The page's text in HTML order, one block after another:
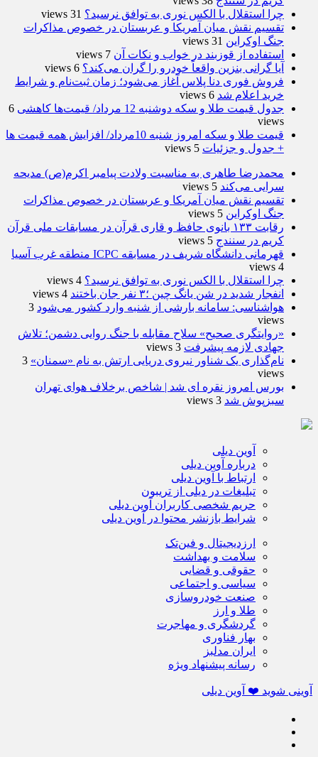
چرا استقلال با الکس نوری به توافق نرسید؟ 31 views
تقسیم نقش میان آمریکا و عربستان در خصوص مذاکرات
جنگ اوکراین 31 views
استفاده از قوزبند در خواب و نکات آن 7 views
آیا گرانی بنزین واقعاً خودرو را گران می‌کند؟ 6 views
فروش فوری دنا پلاس آغاز می‌شود؛ زمان ثبت‌نام و شرایط
خرید اعلام شد 6 views
جدول قیمت طلا و سکه دوشنبه 12 مرداد/ قیمت‌ها کاهشی
6
views
قیمت طلا و سکه امروز شنبه 10مرداد/ افزایش همه قیمت ها
+ جدول و جزئیات 5 views
محمدرضا طاهری به مناسبت ولادت پیامبر اکرم(ص) مدیحه
سرایی می‌کند 5 views
تقسیم نقش میان آمریکا و عربستان در خصوص مذاکرات
جنگ اوکراین 5 views
رقابت ۱۳۳ بانوی حافظ و قاری قرآن در مسابقات ملی قرآن
کریم در سنندج 5 views
قهرمانی دانشگاه شریف در مسابقه ICPC منطقه غرب آسیا
4 views
چرا استقلال با الکس نوری به توافق نرسید؟ 4 views
انفجار شدید در شن یانگ چین ؛۳ نفر جان باختند
4 views
هواشناسی: سامانه بارشی از شنبه وارد کشور می‌شود 3
views
«روایتگری صحیح» سلاح مقابله با جنگ روایی دشمن؛ تلاش
جهادی لازمه پیشرفت 3 views
نام‌گذاری یک شناور نیروی دریایی ارتش به نام «سمنان» 3
views
بورس امروز نقره ای شد | شاخص برخلاف هوای تهران
سبزپوش شد 3 views
آوین دیلی
درباره آوین دیلی
ارتباط با آوین دیلی
تبلیغات در دیلی از تریبون
حریم شخصی کاربران آوین دیلی
شرایط بازنشر محتوا در آوین دیلی
ارزدیجیتال و فین‌تک
سلامت و بهداشت
حقوقی و قضایی
سیاسی و اجتماعی
صنعت خودروسازی
طلا و ارز
گردشگری و مهاجرت
بهار فناوری
ایران مدلبز
رسانه پیشنهاد ویژه
آوینی شوید ❤️ آوین دیلی